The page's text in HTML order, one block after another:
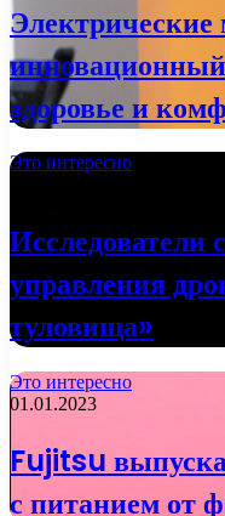
здоровье и
Это интересно
Исследователи
управления
туловища»
Это интересно
01.01.2023
Fujitsu
с питанием от